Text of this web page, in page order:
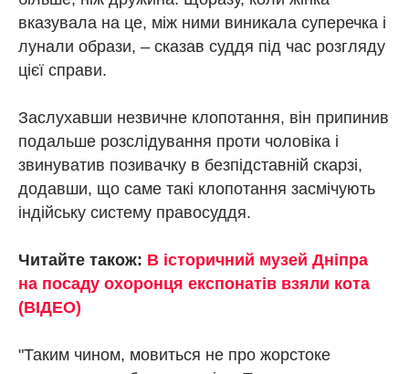
вказувала на це, між ними виникала суперечка і
лунали образи, – сказав суддя під час розгляду
цієї справи.
Заслухавши незвичне клопотання, він припинив
подальше розслідування проти чоловіка і
звинуватив позивачку в безпідставній скарзі,
додавши, що саме такі клопотання засмічують
індійську систему правосуддя.
Читайте також: В історичний музей Дніпра
на посаду охоронця експонатів взяли кота
(ВІДЕО)
"Таким чином, мовиться не про жорстоке